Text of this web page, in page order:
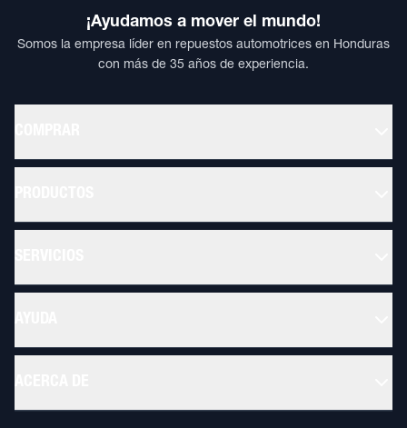
¡Ayudamos a mover el mundo!
Somos la empresa líder en repuestos automotrices en Honduras
con más de 35 años de experiencia.